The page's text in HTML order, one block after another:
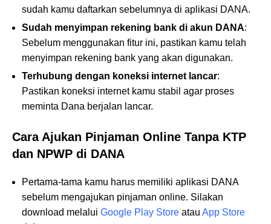
sudah kamu daftarkan sebelumnya di aplikasi DANA.
Sudah menyimpan rekening bank di akun DANA:
Sebelum menggunakan fitur ini, pastikan kamu telah
menyimpan rekening bank yang akan digunakan.
Terhubung dengan koneksi internet lancar:
Pastikan koneksi internet kamu stabil agar proses
meminta Dana berjalan lancar.
Cara Ajukan Pinjaman Online Tanpa KTP
dan NPWP di DANA
Pertama-tama kamu harus memiliki aplikasi DANA
sebelum mengajukan pinjaman online. Silakan
download melalui Google Play Store atau App Store